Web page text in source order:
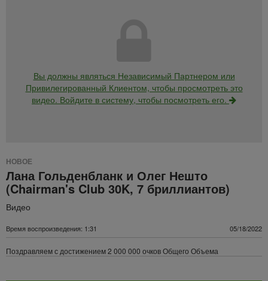
Вы должны являться Независимый Партнером или
Привилегированный Клиентом, чтобы просмотреть это
видео. Войдите в систему, чтобы посмотреть его.
НОВОЕ
Лана Гольденбланк и Олег Нешто
(Chairman's Club 30K, 7 бриллиантов)
Видео
Время воспроизведения: 1:31 05/18/2022
Поздравляем с достижением 2 000 000 очков Общего Объема